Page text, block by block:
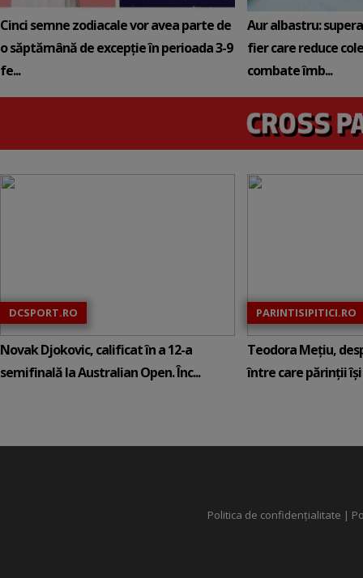
Cinci semne zodiacale vor avea parte de
o săptămână de excepție în perioada 3-9
fe...
Aur albastru:
fier care reduce
combate îmb...
DCSPORT.RO
Novak Djokovic, calificat în a 12-a
semifinală la Australian Open. Înc...
PARINTISIPITICI.RO
Teodora Mețiu,
între care părinții își
Politica de confidențialitate |